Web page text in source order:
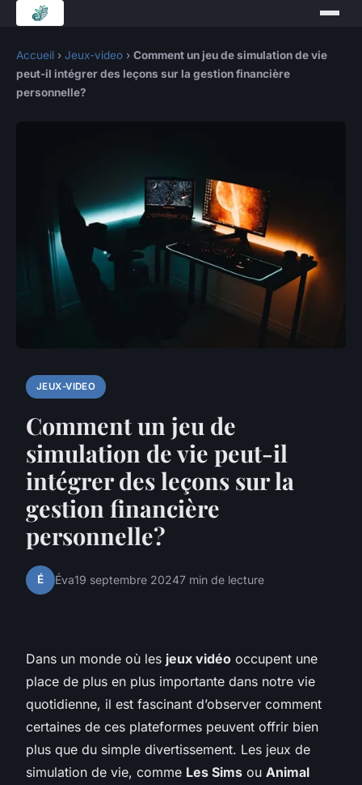
Accueil › Jeux-video › Comment un jeu de simulation de vie
peut-il intégrer des leçons sur la gestion financière
personnelle?
JEUX-VIDEO
Comment un jeu de
simulation de vie peut-il
intégrer des leçons sur la
gestion financière
personnelle?
É Éva19 septembre 20247 min de lecture
Dans un monde où les jeux vidéo occupent une
place de plus en plus importante dans notre vie
quotidienne, il est fascinant d’observer comment
certaines de ces plateformes peuvent offrir bien
plus que du simple divertissement. Les jeux de
simulation de vie, comme Les Sims ou Animal